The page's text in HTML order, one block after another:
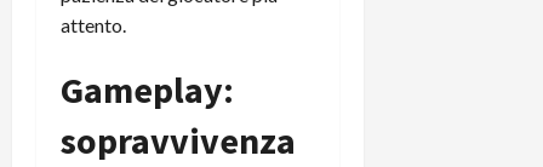
attento.
Gameplay:
sopravvivenza